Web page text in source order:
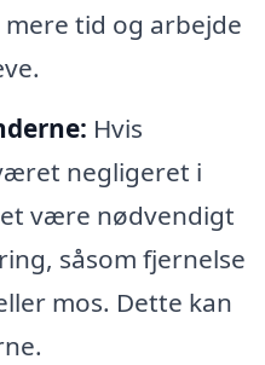
tid og arbejde
Hvis
negligeret i
være nødvendigt
såsom fjernelse
mos. Dette kan